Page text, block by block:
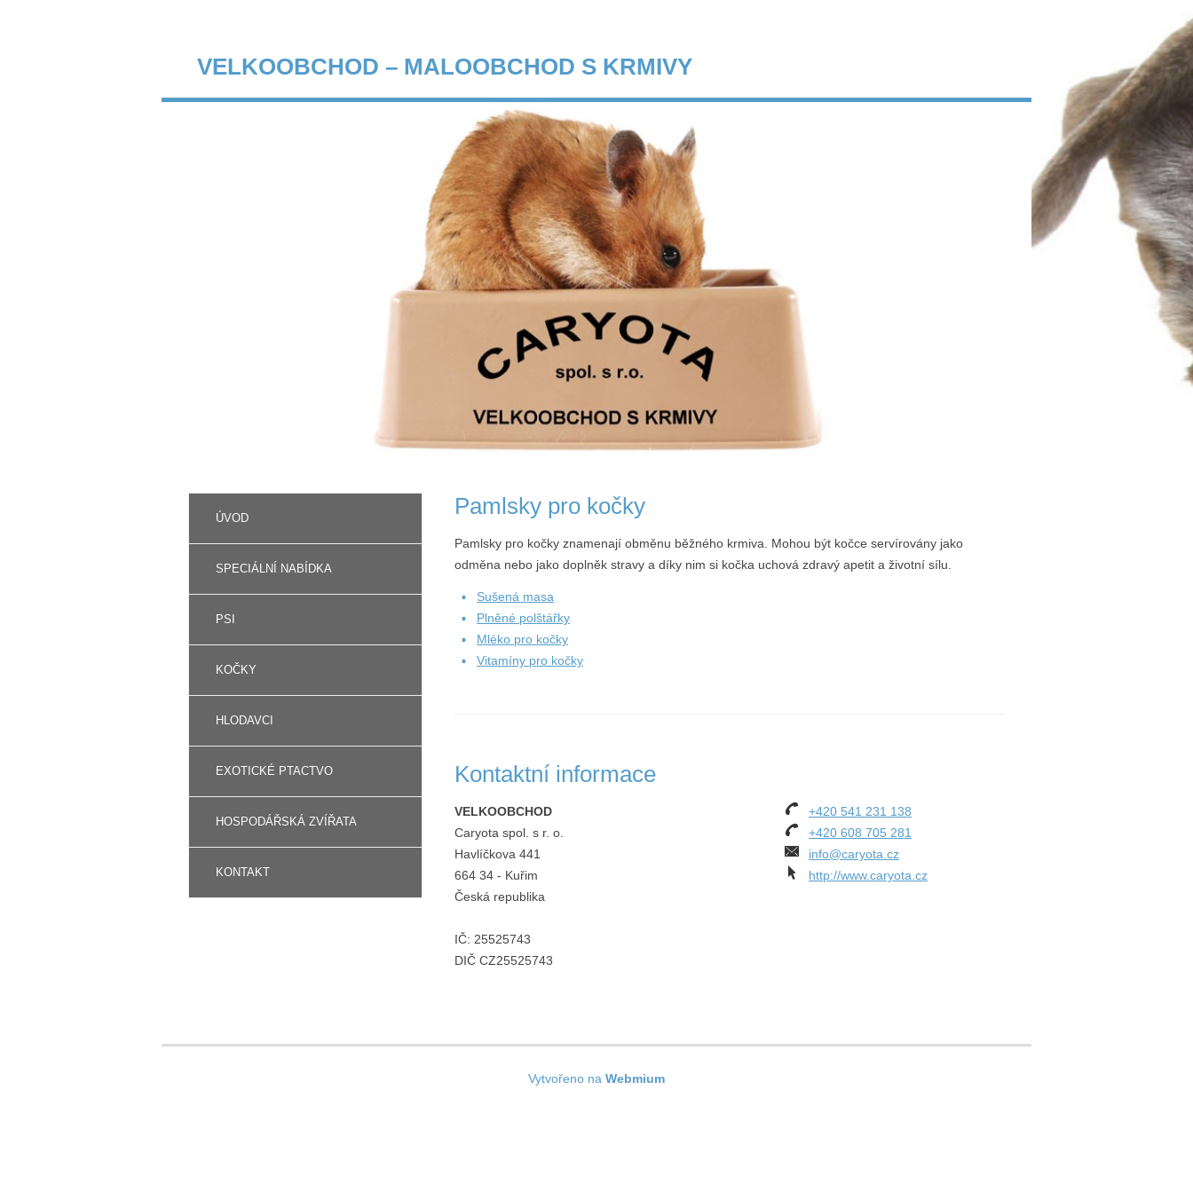
VELKOOBCHOD – MALOOBCHOD S KRMIVY
ÚVOD
SPECIÁLNÍ NABÍDKA
PSI
KOČKY
HLODAVCI
EXOTICKÉ PTACTVO
HOSPODÁŘSKÁ ZVÍŘATA
KONTAKT
Pamlsky pro kočky
Pamlsky pro kočky znamenají obměnu běžného krmiva. Mohou být kočce servírovány jako
odměna nebo jako doplněk stravy a díky nim si kočka uchová zdravý apetit a životní sílu.
Sušená masa
Plněné polštářky
Mléko pro kočky
Vitamíny pro kočky
Kontaktní informace
VELKOOBCHOD
Caryota spol. s r. o.
Havlíčkova 441
664 34 - Kuřim
Česká republika
IČ: 25525743
DIČ CZ25525743
+420 541 231 138
+420 608 705 281
info@caryota.cz
http://www.caryota.cz
Vytvořeno na Webmium